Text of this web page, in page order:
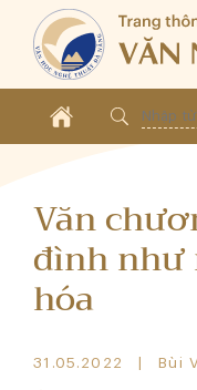
Văn
đình như
hóa
31.05.2022 Bùi